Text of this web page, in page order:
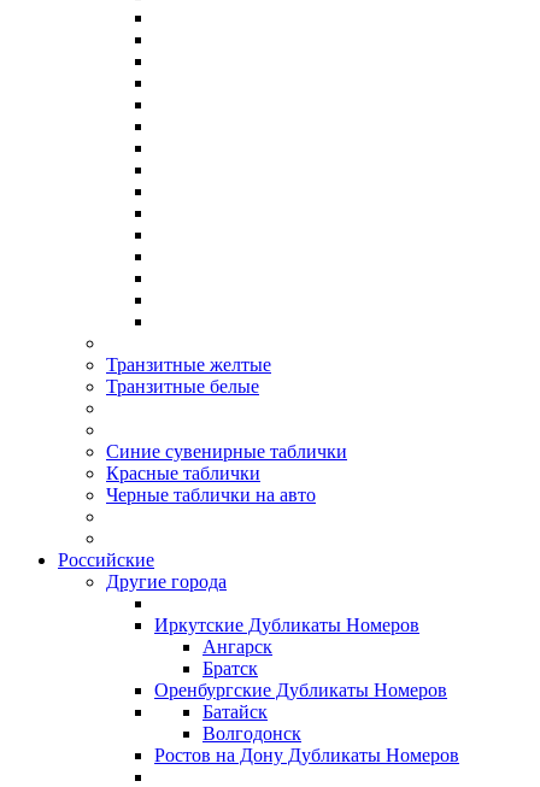
Транзитные желтые
Транзитные белые
Синие сувенирные таблички
Красные таблички
Черные таблички на авто
Российские
Другие города
Иркутские Дубликаты Номеров
Ангарск
Братск
Оренбургские Дубликаты Номеров
Батайск
Волгодонск
Ростов на Дону Дубликаты Номеров